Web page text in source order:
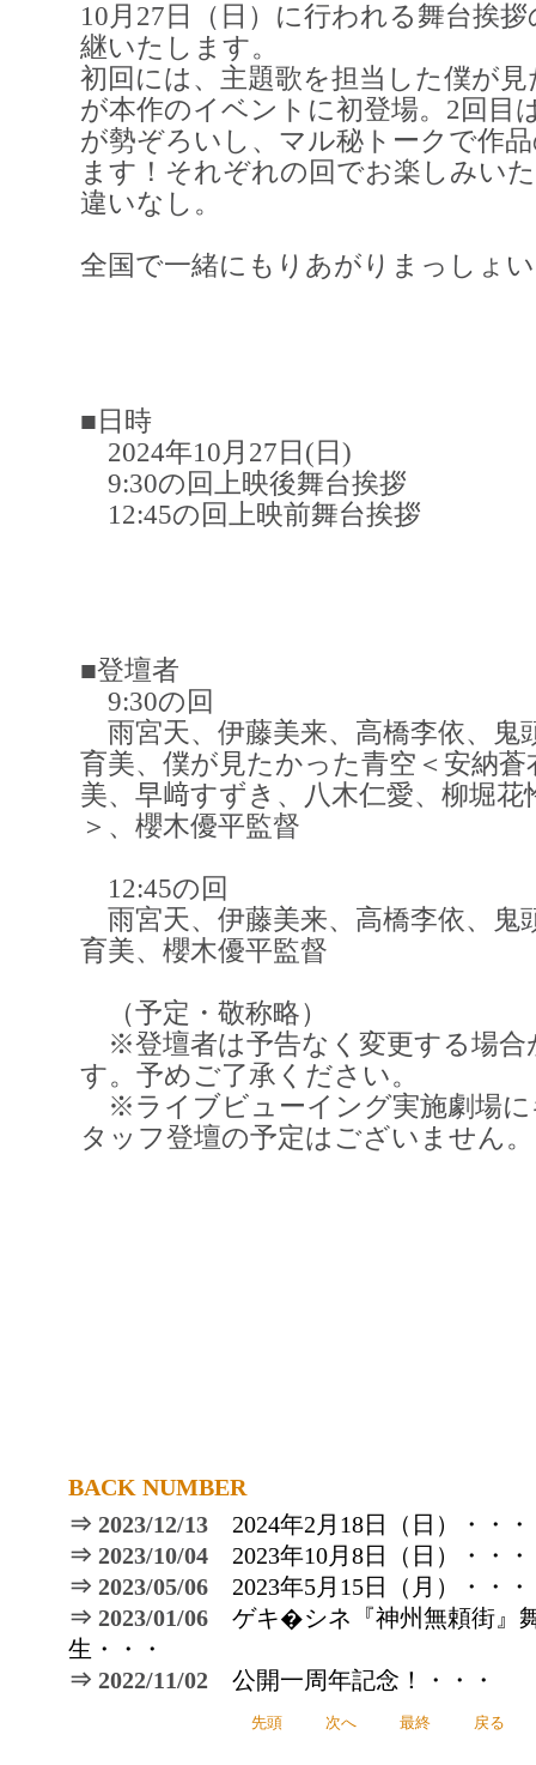
10月27日（日）に行われる舞台挨
継いたします。
初回には、主題歌を担当した僕が
が本作のイベントに初登場。2回目
が勢ぞろいし、マル秘トークで作
ます！それぞれの回でお楽しみい
違いなし。
全国で一緒にもりあがりまっしょ
■日時
2024年10月27日(日)
9:30の回上映後舞台挨拶
12:45の回上映前舞台挨拶
■登壇者
9:30の回
雨宮天、伊藤美来、高橋李依、鬼
育美、僕が見たかった青空＜安納蒼
美、早﨑すずき、八木仁愛、柳堀花
＞、櫻木優平監督
12:45の回
雨宮天、伊藤美来、高橋李依、鬼
育美、櫻木優平監督
（予定・敬称略）
※登壇者は予告なく変更する場合
す。予めご了承ください。
※ライブビューイング実施劇場に
タッフ登壇の予定はございません。
BACK NUMBER
⇒ 2023/12/13
2024年2月18日（日）・・・
⇒ 2023/10/04
2023年10月8日（日）・・・
⇒ 2023/05/06
2023年5月15日（月）・・・
⇒ 2023/01/06
ゲキ�シネ『神州無頼街』
生・・・
⇒ 2022/11/02
公開一周年記念！・・・
先頭 次へ 最終 戻る